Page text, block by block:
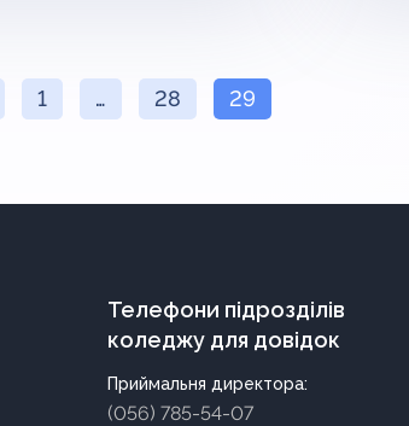
1 … 28 29
Телефони підрозділів
коледжу для довідок
Приймальня директора:
(056) 785-54-07